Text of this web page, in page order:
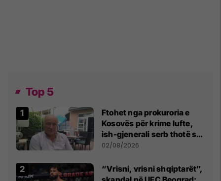
Top 5
Ftohet nga prokuroria e
Kosovës për krime lufte,
ish-gjenerali serb thotë se
dikush e tradhtoi në
02/08/2026
“Vrisni, vrisni shqiptarët”,